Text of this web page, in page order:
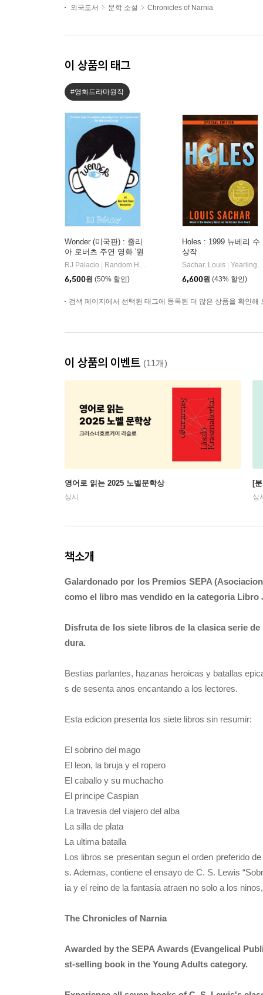
외국도서
문학 소설 Chronicles of Narnia
이 상품의 태그
#영화드라마원작
Wonder (미국판) : 줄리
아 로버츠 주연 영화 '원
더' 원작 소설
RJ Palacio
Random House
6,500원 (50% 할인)
Holes : 1999 뉴베리 수
상작
Sachar, Louis
Yearling Books
6,600원 (43% 할인)
검색 페이지에서 선택된 태그에 등록된 더 많은 상품을 확인해
이 상품의 이벤트 (11개)
영어로 읽는 2025 노벨문학상
상시
[
상
책소개
Galardonado por los Premios SEPA
como el libro mas vendido en la categoria Libro
Disfruta de los siete libros de la clasica serie
dura.
Bestias parlantes, hazanas heroicas y batallas
s de sesenta anos encantando a los lectores.
Esta edicion presenta los siete libros sin resumir:
El sobrino del mago
El leon, la bruja y el ropero
El caballo y su muchacho
El principe Caspian
La travesia del viajero del alba
La silla de plata
La ultima batalla
Los libros se presentan segun el orden preferido
s. Ademas, contiene el ensayo de C. S. Lewis
ia y el reino de la fantasia atraen no solo a los
The Chronicles of Narnia
Awarded by the SEPA Awards (Evangelical
st-selling book in the Young Adults category.